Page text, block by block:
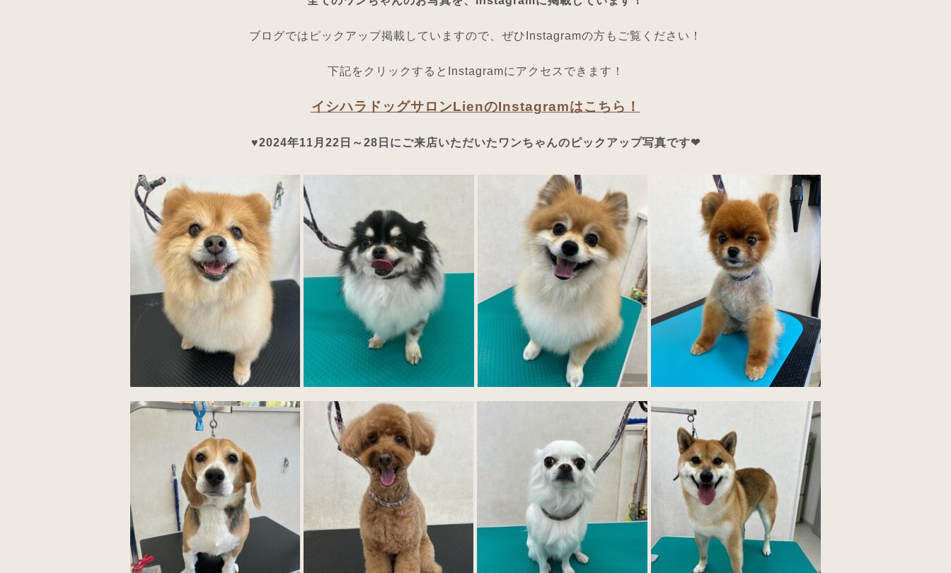
ブログではピックアップ掲載していますので、ぜひInstagramの方もご覧ください！
下記をクリックするとInstagramにアクセスできます！
イシハラドッグサロンLienのInstagramはこちら！
♥2024年11月22日～28日にご来店いただいたワンちゃんのピックアップ写真です❤︎